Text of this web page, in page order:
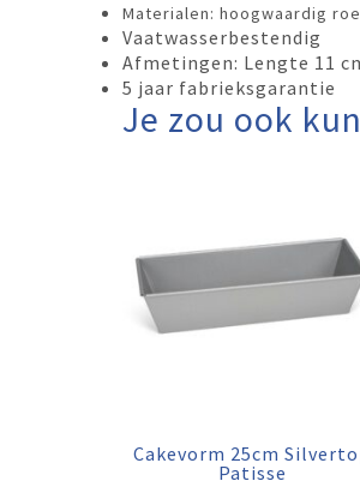
Materialen: hoogwaardig
Vaatwasserbestendig
Afmetingen: Lengte 11
5 jaar fabrieksgarantie
Je zou ook
Cakevorm 25cm
Patisse